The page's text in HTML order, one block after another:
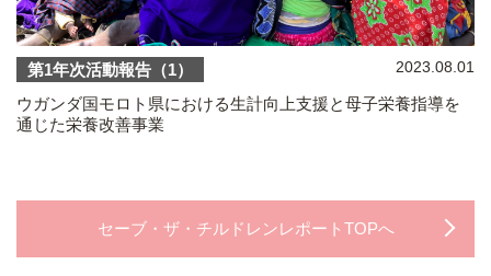
第1年次活動報告（1） 2023.08.01
ウガンダ国モロト県における生計向上支援と母子栄養指導を
通じた栄養改善事業
セーブ・ザ・チルドレンレポートTOPへ